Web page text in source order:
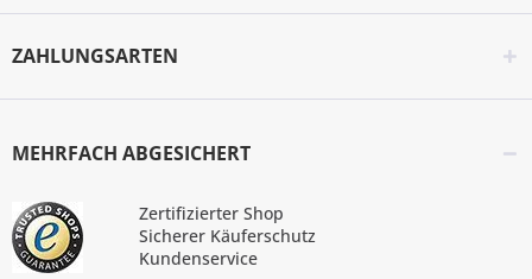
ZAHLUNGSARTEN
MEHRFACH ABGESICHERT
Zertifizierter Shop
Sicherer Käuferschutz
Kundenservice